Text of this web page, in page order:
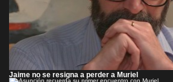
Jaime no se resigna a perder a Muriel